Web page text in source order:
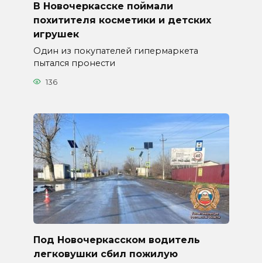
В Новочеркасске поймали
похитителя косметики и детских
игрушек
Один из покупателей гипермаркета
пытался пронести
136
Под Новочеркасском водитель
легковушки сбил пожилую